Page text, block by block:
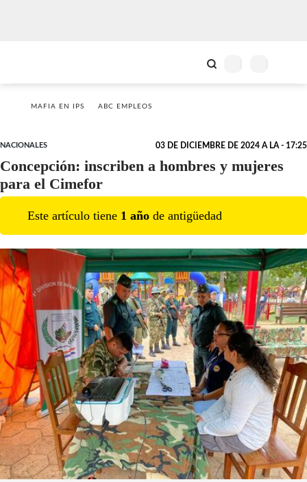
MAFIA EN IPS ABC EMPLEOS
NACIONALES 03 DE DICIEMBRE DE 2024 A LA - 17:25
Concepción: inscriben a hombres y mujeres
para el Cimefor
Este artículo tiene 1 año de antigüedad